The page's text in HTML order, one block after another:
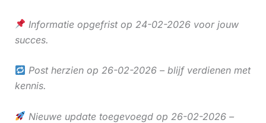
Informatie opgefrist op 24-02-2026 voor jouw
succes.
Post herzien op 26-02-2026 – blijf verdienen met
kennis.
Nieuwe update toegevoegd op 26-02-2026 –